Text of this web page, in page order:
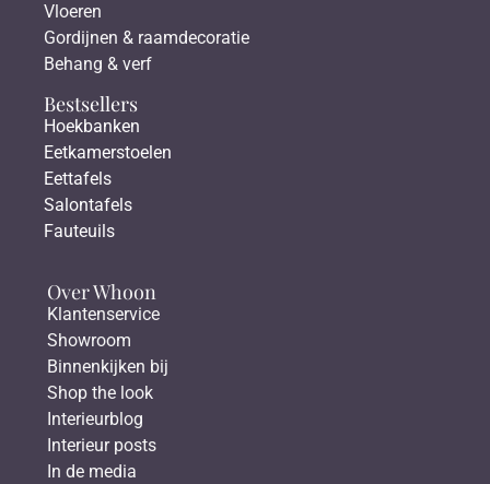
Vloeren
Gordijnen & raamdecoratie
Behang & verf
Bestsellers
Hoekbanken
Eetkamerstoelen
Eettafels
Salontafels
Fauteuils
Over Whoon
Klantenservice
Showroom
Binnenkijken bij
Shop the look
Interieurblog
Interieur posts
In de media